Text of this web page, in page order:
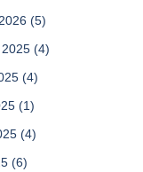
(5)
(4)
(4)
(1)
(4)
(6)